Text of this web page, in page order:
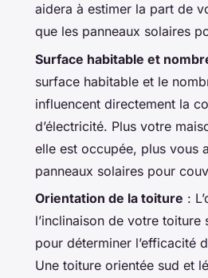
aidera à estimer la part de
que les panneaux solaires
Surface habitable et
surface habitable et le
influencent directement la
d’électricité. Plus votre
elle est occupée, plus vous
panneaux solaires pour
Orientation de la toiture :
l’inclinaison de votre
pour déterminer l’efficacité
Une toiture orientée sud et